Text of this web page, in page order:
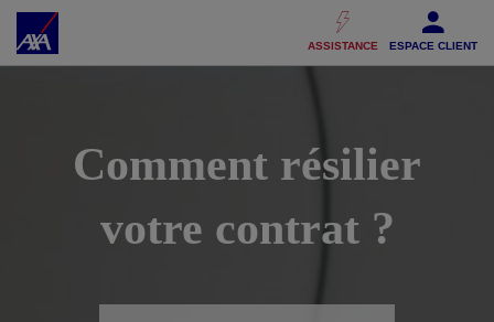
Accéder au Contenu Accéder au Pied de page
ASSISTANCE ESPACE CLIENT
Comment résilier
votre contrat ?